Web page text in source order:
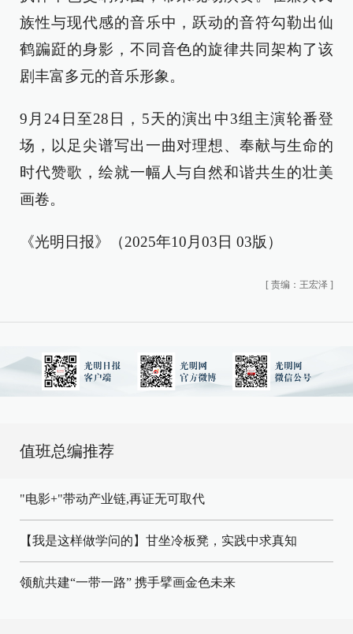
族性与现代感的音乐中，跃动的音符勾勒出仙
鹤蹁跹的身影，不同音色的旋律共同架构了该
剧丰富多元的音乐形象。
9月24日至28日，5天的演出中3组主演轮番登
场，以足尖谱写出一曲对理想、奉献与生命的
时代赞歌，绘就一幅人与自然和谐共生的壮美
画卷。
《光明日报》（2025年10月03日 03版）
[ 责编：王宏泽 ]
值班总编推荐
"电影+"带动产业链,再证无可取代
【我是这样做学问的】甘坐冷板凳，实践中求真知
领航共建“一带一路” 携手擘画金色未来